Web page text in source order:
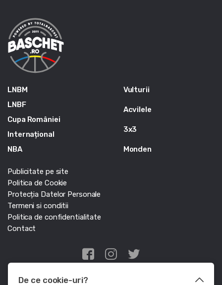
LNBM
LNBF
Cupa României
Internațional
NBA
Vulturii
Acvilele
3x3
Monden
Publicitate pe site
Politica de Cookie
Protecția Datelor Personale
Termeni si conditii
Politica de confidentialitate
Contact
Edris Digital Agency
De ce cookie-uri?